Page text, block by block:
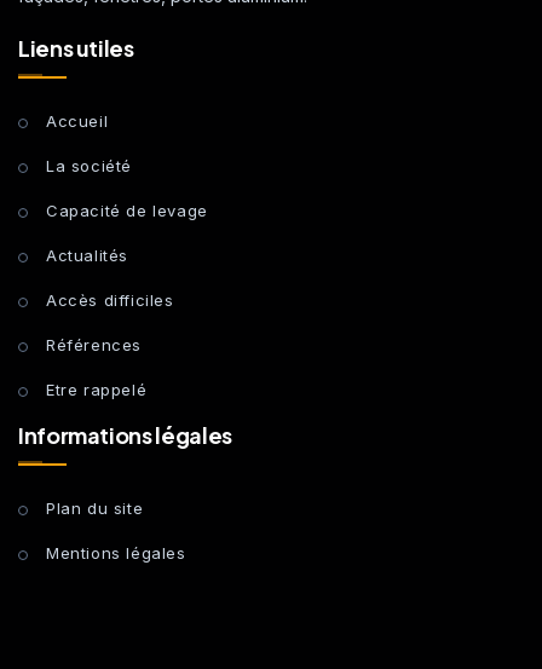
Liens utiles
Accueil
La société
Capacité de levage
Actualités
Accès difficiles
Références
Etre rappelé
Informations légales
Plan du site
Mentions légales